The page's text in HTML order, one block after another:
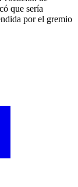
que sería
por el gremio